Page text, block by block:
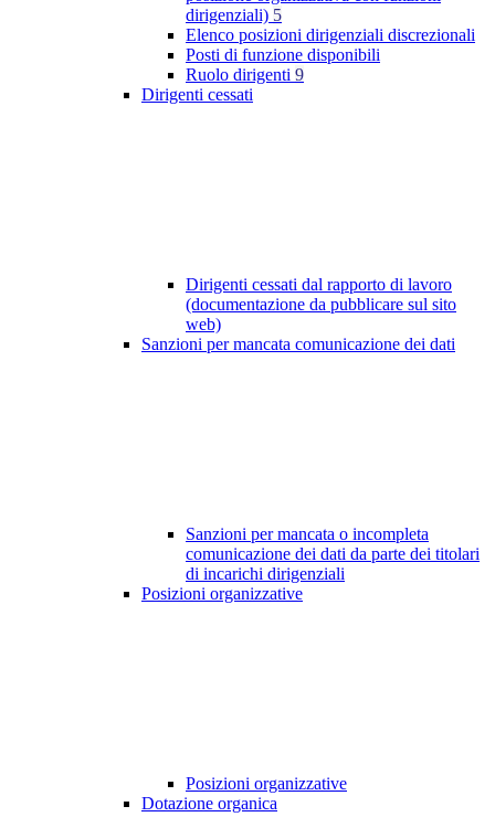
dirigenziali) 5
Elenco posizioni dirigenziali discrezionali
Posti di funzione disponibili
Ruolo dirigenti 9
Dirigenti cessati
Dirigenti cessati dal rapporto di lavoro
(documentazione da pubblicare sul sito
web)
Sanzioni per mancata comunicazione dei dati
Sanzioni per mancata o incompleta
comunicazione dei dati da parte dei titolari
di incarichi dirigenziali
Posizioni organizzative
Posizioni organizzative
Dotazione organica